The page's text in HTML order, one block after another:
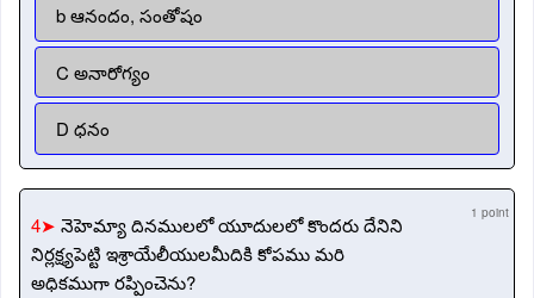
b ఆనందం, సంతోషం
C అనారోగ్యం
D ధనం
4➤ నెహెమ్యా దినములలో యూదులలో కొందరు దేనిని
నిర్లక్ష్యపెట్టి ఇశ్రాయేలీయులమీదికి కోపము మరి
అధికముగా రప్పించెను?
1 point